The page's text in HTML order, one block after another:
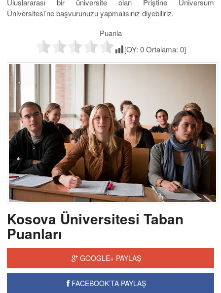
Uluslararası bir üniversite olan Priştine Universum
Üniversitesi’ne başvurunuzu yapmalısınız diyebiliriz.
Puanla
[OY: 0Ortalama: 0]
Kosova Üniversitesi Taban
Puanları
GOOGLE+ PAYLAŞ
FACEBOOK’TA PAYLAŞ